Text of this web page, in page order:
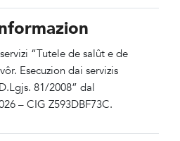
“Tutele de salût e de
Esecuzion dai servizis
81/2008” dal
– CIG Z593DBF73C.